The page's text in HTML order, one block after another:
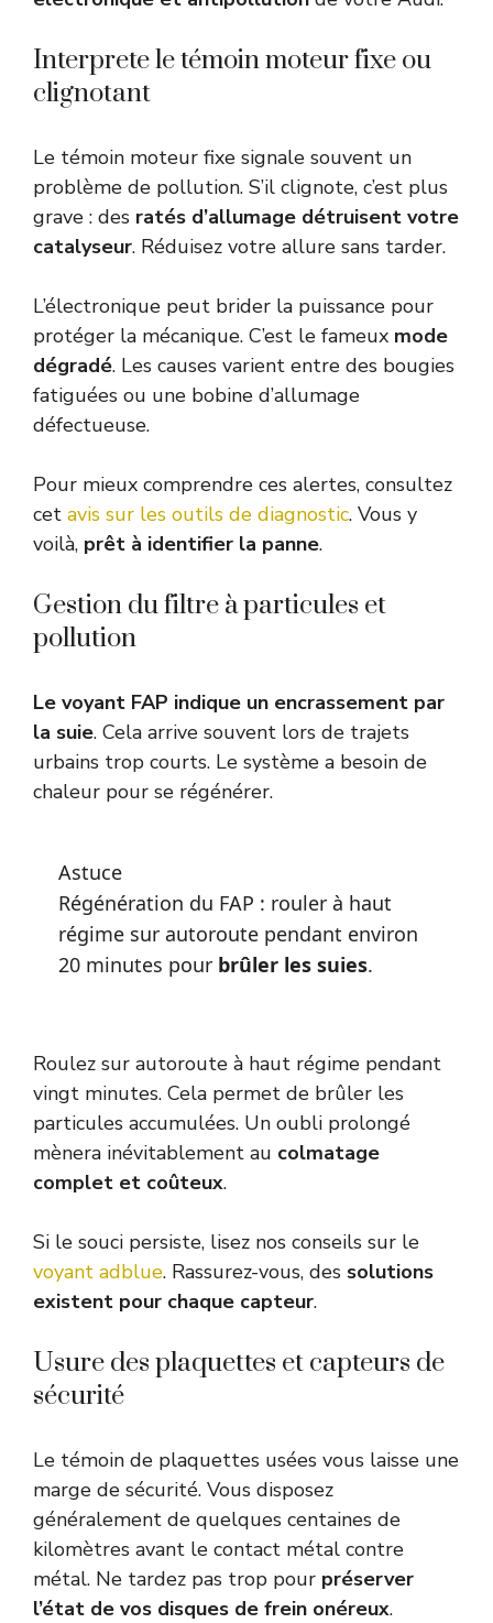
Interprete le témoin moteur fixe ou
clignotant
Le témoin moteur fixe signale souvent un
problème de pollution. S’il clignote, c’est plus
grave : des ratés d’allumage détruisent votre
catalyseur. Réduisez votre allure sans tarder.
L’électronique peut brider la puissance pour
protéger la mécanique. C’est le fameux mode
dégradé. Les causes varient entre des bougies
fatiguées ou une bobine d’allumage
défectueuse.
Pour mieux comprendre ces alertes, consultez
cet avis sur les outils de diagnostic. Vous y
voilà, prêt à identifier la panne.
Gestion du filtre à particules et
pollution
Le voyant FAP indique un encrassement par
la suie. Cela arrive souvent lors de trajets
urbains trop courts. Le système a besoin de
chaleur pour se régénérer.
Astuce
Régénération du FAP : rouler à haut
régime sur autoroute pendant environ
20 minutes pour brûler les suies.
Roulez sur autoroute à haut régime pendant
vingt minutes. Cela permet de brûler les
particules accumulées. Un oubli prolongé
mènera inévitablement au colmatage
complet et coûteux.
Si le souci persiste, lisez nos conseils sur le
voyant adblue. Rassurez-vous, des solutions
existent pour chaque capteur.
Usure des plaquettes et capteurs de
sécurité
Le témoin de plaquettes usées vous laisse une
marge de sécurité. Vous disposez
généralement de quelques centaines de
kilomètres avant le contact métal contre
métal. Ne tardez pas trop pour préserver
l’état de vos disques de frein onéreux.